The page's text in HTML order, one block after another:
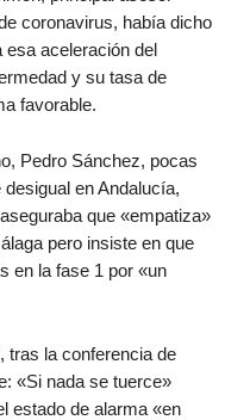
coronavirus, había dicho
esa aceleración del
y su tasa de
favorable.
Pedro Sánchez, pocas
en Andalucía,
que «empatiza»
pero insiste en que
en la fase 1 por «un
tras la conferencia de
«Si nada se tuerce»
estado de alarma «en